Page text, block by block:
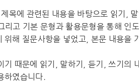
제목에 관련된 내용을 바탕으로 읽기,
리고 기본 문형과 활용문형을 통해 인
위해 질문사항을 넣었고, 본문 내용을
기 때문에 읽기, 말하기, 듣기, 쓰기
하였습니다.